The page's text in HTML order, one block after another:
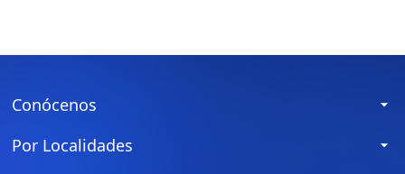
Conócenos
Por Localidades